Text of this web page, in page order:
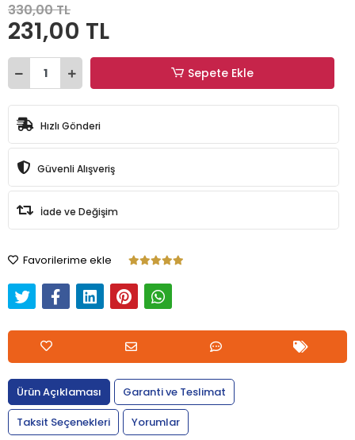
330,00 TL
231,00 TL
Sepete Ekle
Hızlı Gönderi
Güvenli Alışveriş
İade ve Değişim
Favorilerime ekle
Ürün Açıklaması
Garanti ve Teslimat
Taksit Seçenekleri
Yorumlar